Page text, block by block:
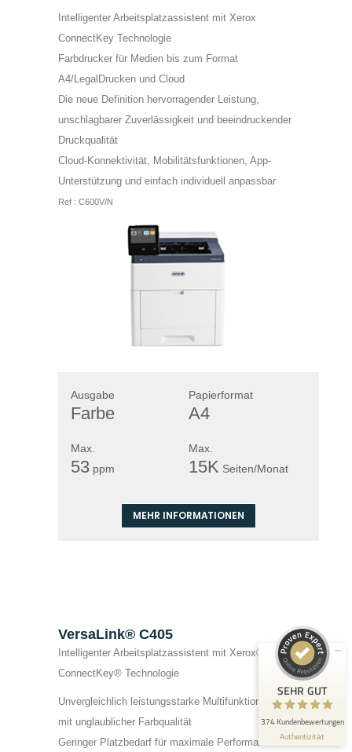
Intelligenter Arbeitsplatzassistent mit Xerox
ConnectKey Technologie
Farbdrucker für Medien bis zum Format
A4/LegalDrucken und Cloud
Die neue Definition hervorragender Leistung,
unschlagbarer Zuverlässigkeit und beeindruckender
Druckqualität
Cloud-Konnektivität, Mobilitätsfunktionen, App-
Unterstützung und einfach individuell anpassbar
Ref : C600V/N
Ausgabe
Farbe
Papierformat
A4
Max.
53 ppm
Max.
15K Seiten/Monat
MEHR INFORMATIONEN
VersaLink® C405
Intelligenter Arbeitsplatzassistent mit Xerox®
ConnectKey® Technologie
Unvergleichlich leistungsstarke Multifunktionalität
mit unglaublicher Farbqualität
Geringer Platzbedarf für maximale Performance im
SEHR GUT
374 Kundenbewertungen
Authentizität
304
Bewertungen auf
ProvenExpert.com
Bewertungen von 1
Blick aufs ProvenExpert-Profil werfen